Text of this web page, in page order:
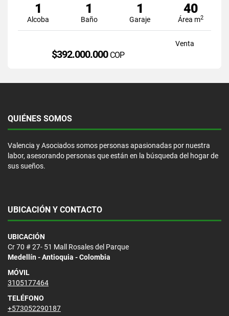
1
Alcoba
1
Baño
1
Garaje
40
Área m2
Venta
$392.000.000 COP
QUIÉNES SOMOS
Valencia y Asociados somos personas apasionadas por nuestra
labor, asesorando personas que están en la búsqueda del hogar de
sus sueños.
UBICACIÓN Y CONTACTO
UBICACIÓN
Cr 70 # 27- 51 Mall Rosales del Parque
Medellín - Antioquia - Colombia
MÓVIL
3105177464
TELÉFONO
+573052290187